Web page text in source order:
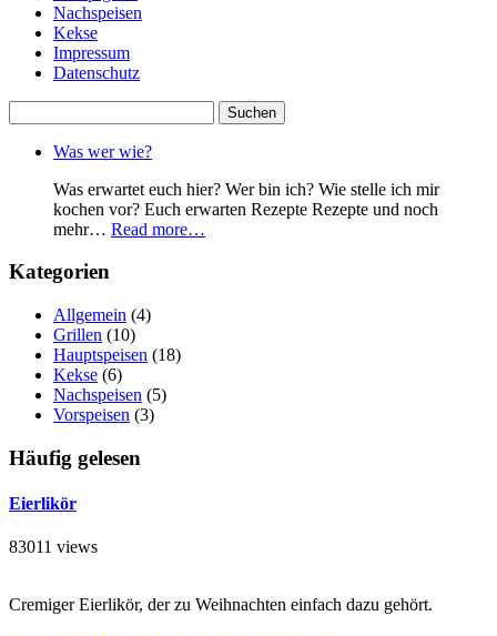
Nachspeisen
Kekse
Impressum
Datenschutz
nach:
Was wer wie?
Was erwartet euch hier? Wer bin ich? Wie stelle ich mir
kochen vor? Euch erwarten Rezepte Rezepte und noch
mehr… Read more…
Kategorien
Allgemein (4)
Grillen (10)
Hauptspeisen (18)
Kekse (6)
Nachspeisen (5)
Vorspeisen (3)
Häufig gelesen
Eierlikör
83011 views
Cremiger Eierlikör, der zu Weihnachten einfach dazu gehört.